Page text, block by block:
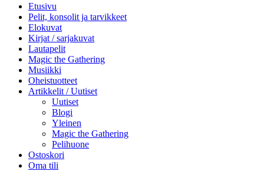
Etusivu
Pelit, konsolit ja tarvikkeet
Elokuvat
Kirjat / sarjakuvat
Lautapelit
Magic the Gathering
Musiikki
Oheistuotteet
Artikkelit / Uutiset
Uutiset
Blogi
Yleinen
Magic the Gathering
Pelihuone
Ostoskori
Oma tili